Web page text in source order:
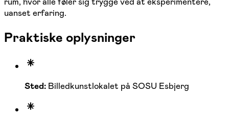
uanset erfaring.
Praktiske oplysninger
Sted: Billedkunstlokalet på SOSU Esbjerg